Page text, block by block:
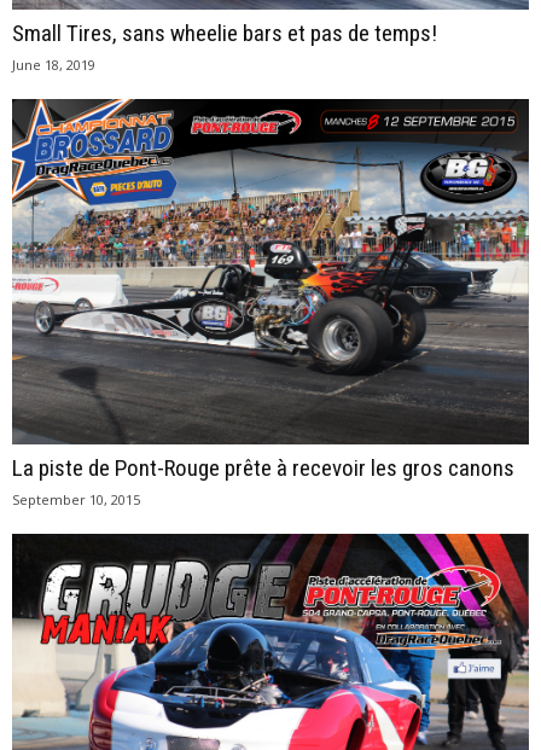
Small Tires, sans wheelie bars et pas de temps!
June 18, 2019
La piste de Pont-Rouge prête à recevoir les gros canons
September 10, 2015